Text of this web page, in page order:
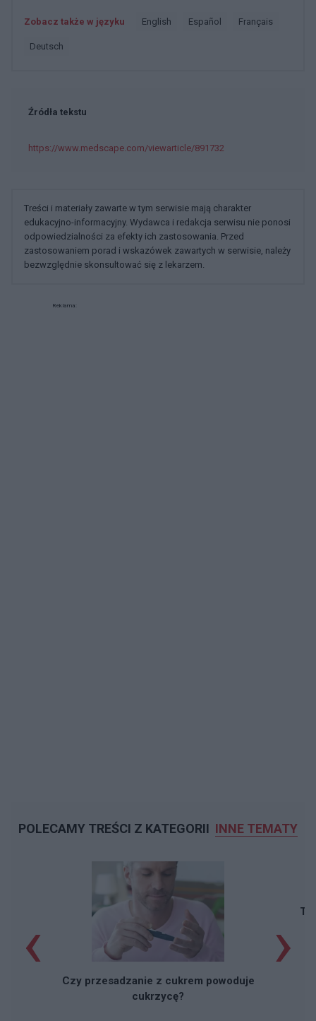
Zobacz także w języku english español français
deutsch
Źródła tekstu
https://www.medscape.com/viewarticle/891732
Treści i materiały zawarte w tym serwisie mają charakter
edukacyjno-informacyjny. Wydawca i redakcja serwisu nie ponosi
odpowiedzialności za efekty ich zastosowania. Przed
zastosowaniem porad i wskazówek zawartych w serwisie, należy
bezwzględnie skonsultować się z lekarzem.
Reklama:
POLECAMY TREŚCI Z KATEGORII INNE TEMATY
Czy przesadzanie z cukrem powoduje
cukrzycę?
‹ ›